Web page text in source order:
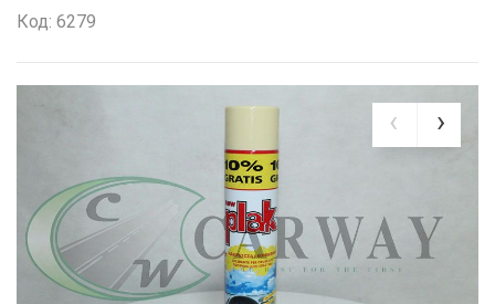
Код: 6279